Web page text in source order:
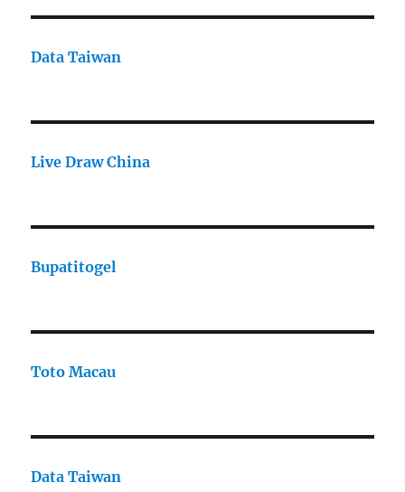
Data Taiwan
Live Draw China
Bupatitogel
Toto Macau
Data Taiwan